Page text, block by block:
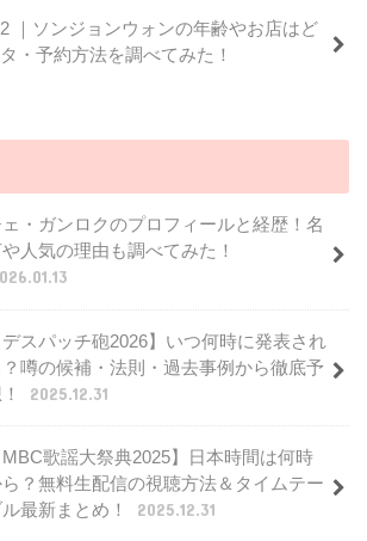
｜ソンジョンウォンの年齢やお店はど
・予約方法を調べてみた！
・ガンロクのプロフィールと経歴！名
人気の理由も調べてみた！
デスパッチ砲2026】いつ何時に発表され
？噂の候補・法則・過去事例から徹底予
2025.12.31
MBC歌謡大祭典2025】日本時間は何時
ら？無料生配信の視聴方法＆タイムテー
最新まとめ！
2025.12.31